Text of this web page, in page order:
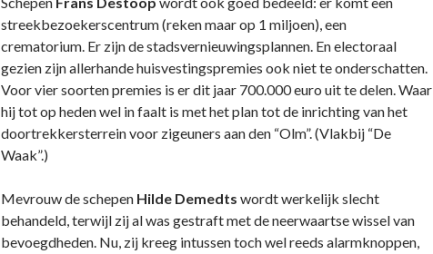
streekbezoekerscentrum (reken maar op 1 miljoen), een
crematorium. Er zijn de stadsvernieuwingsplannen. En electoraal
gezien zijn allerhande huisvestingspremies ook niet te onderschatten.
Voor vier soorten premies is er dit jaar 700.000 euro uit te delen. Waar
hij tot op heden wel in faalt is met het plan tot de inrichting van het
doortrekkersterrein voor zigeuners aan den “Olm”. (Vlakbij “De
Waak”.)
Mevrouw de schepen Hilde Demedts wordt werkelijk slecht
behandeld, terwijl zij al was gestraft met de neerwaartse wissel van
bevoegdheden. Nu, zij kreeg intussen toch wel reeds alarmknoppen,